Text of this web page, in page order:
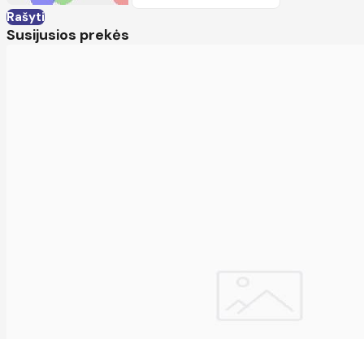
Rašyti
Susijusios prekės